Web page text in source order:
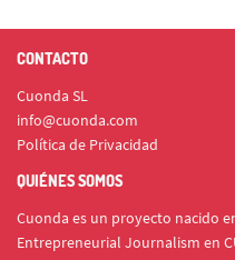
CONTACTO
Cuonda SL
info@cuonda.com
Política de Privacidad
QUIÉNES SOMOS
Cuonda es un proyecto nacido
Entrepreneurial Journalism en